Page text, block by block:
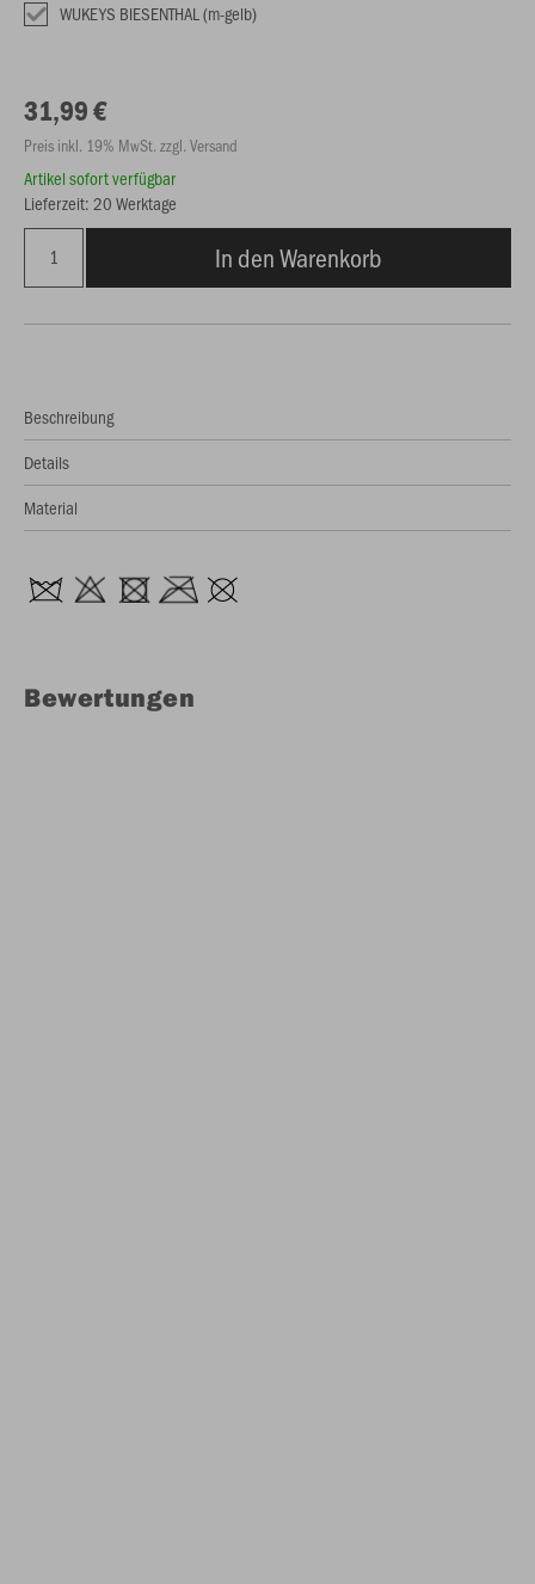
WUKEYS BIESENTHAL (m-gelb)
31,99 €
Preis inkl. 19% MwSt. zzgl. Versand
Artikel sofort verfügbar
Lieferzeit: 20 Werktage
In den Warenkorb
Beschreibung
Details
Material
Bewertungen